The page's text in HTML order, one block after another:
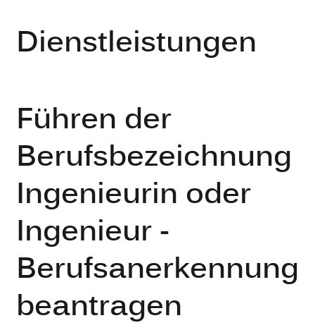
Dienstleistungen
Führen der
Berufsbezeichnung
Ingenieurin oder
Ingenieur -
Berufsanerkennung
beantragen